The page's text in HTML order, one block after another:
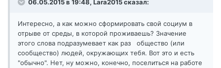
06.05.2015 в 19:48, Lara2015 сказал:
Интересно, а как можно сформировать свой социум в
отрыве от среды, в которой проживаешь? Значение
этого слова подразумевает как раз общество (или
сообщество) людей, окружающих тебя. Вот это и есть
"обычно". Нет, ну можно, конечно, поселиться на работе